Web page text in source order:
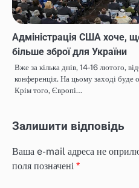
Адміністрація США хоче,
більше зброї для України
Вже за кілька днів, 14-16 лютого,
конференція. На цьому заході
Крім того, Європі…
Залишити відповідь
Ваша e-mail адреса не
поля позначені *